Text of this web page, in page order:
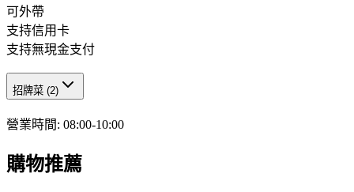
可外帶
支持信用卡
支持無現金支付
招牌菜 (2)
營業時間: 08:00-10:00
購物推薦